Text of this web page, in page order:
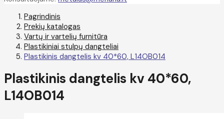
Pagrindinis
Prekių katalogas
Vartų ir vartelių furnitūra
Plastikiniai stulpų dangteliai
Plastikinis dangtelis kv 40*60, L14OB014
Plastikinis dangtelis kv 40*60,
L14OB014